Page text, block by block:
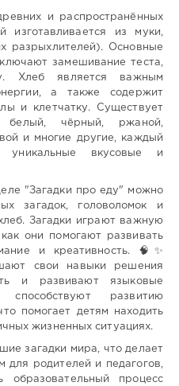
и распространённых
изготавливается из муки,
разрыхлителей). Основные
замешивание теста,
Хлеб является важным
а также содержит
и клетчатку. Существует
белый, чёрный, ржаной,
и многие другие, каждый
вкусовые и
"Загадки про еду" можно
загадок, головоломок и
Загадки играют важную
они помогают развивать
и креативность. 🧠✨
свои навыки решения
и развивают языковые
развитию
помогает детям находить
жизненных ситуациях.
загадки мира, что делает
для родителей и педагогов,
образовательный процесс